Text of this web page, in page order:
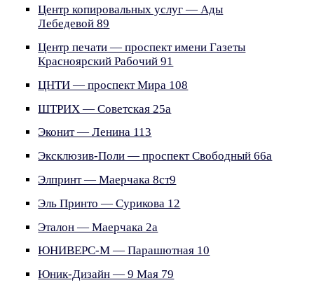
Центр копировальных услуг — Ады
Лебедевой 89
Центр печати — проспект имени Газеты
Красноярский Рабочий 91
ЦНТИ — проспект Мира 108
ШТРИХ — Советская 25а
Эконит — Ленина 113
Эксклюзив-Поли — проспект Свободный 66а
Элпринт — Маерчака 8ст9
Эль Принто — Сурикова 12
Эталон — Маерчака 2а
ЮНИВЕРС-М — Парашютная 10
Юник-Дизайн — 9 Мая 79